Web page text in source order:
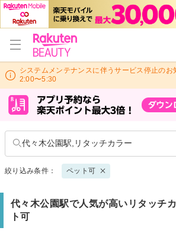
システムメンテナンスに伴うサービス停止の
2:00〜5:30
代々木公園駅,リタッチカラー
絞り込み条件： ペット可
代々木公園駅で人気が高いリタッチ
ト可